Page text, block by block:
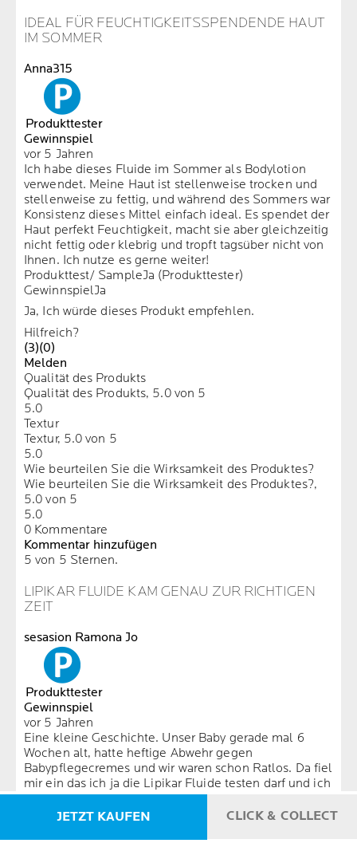
IDEAL FÜR FEUCHTIGKEITSSPENDENDE HAUT
IM SOMMER
Anna315
Produkttester
Gewinnspiel
vor 5 Jahren
Ich habe dieses Fluide im Sommer als Bodylotion
verwendet. Meine Haut ist stellenweise trocken und
stellenweise zu fettig, und während des Sommers war
Konsistenz dieses Mittel einfach ideal. Es spendet der
Haut perfekt Feuchtigkeit, macht sie aber gleichzeitig
nicht fettig oder klebrig und tropft tagsüber nicht von
Ihnen. Ich nutze es gerne weiter!
Produkttest/ SampleJa (Produkttester)
GewinnspielJa
Ja, Ich würde dieses Produkt empfehlen.
Hilfreich?
(3)(0)
Melden
Qualität des Produkts
Qualität des Produkts, 5.0 von 5
5.0
Textur
Textur, 5.0 von 5
5.0
Wie beurteilen Sie die Wirksamkeit des Produktes?
Wie beurteilen Sie die Wirksamkeit des Produktes?,
5.0 von 5
5.0
0 Kommentare
Kommentar hinzufügen
5 von 5 Sternen.
LIPIKAR FLUIDE KAM GENAU ZUR RICHTIGEN
ZEIT
sesasion Ramona Jo
Produkttester
Gewinnspiel
vor 5 Jahren
Eine kleine Geschichte. Unser Baby gerade mal 6
Wochen alt, hatte heftige Abwehr gegen
Babypflegecremes und wir waren schon Ratlos. Da fiel
mir ein das ich ja die Lipikar Fluide testen darf und ich
gab meiner Tochter die Flasche und sagte tue erst mal
ein wenig auf den Handrücken um zu beobachten und
JETZT KAUFEN CLICK & COLLECT